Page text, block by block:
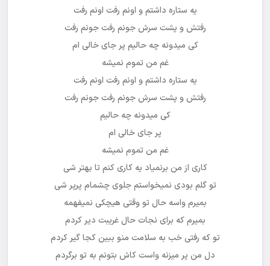
یه ستاره داشتم و اونم رفت اونم رفت
رفتش و پشت سرش جونم رفت جونم رفت
کی میدونه چه حالیم پر جای خالی ام
غم من تموم نمیشه
یه ستاره داشتم و اونم رفت اونم رفت
رفتش و پشت سرش جونم رفت جونم رفت
کی میدونه چه حالیم
پر جای خالی ام
غم من تموم نمیشه
کاری از من برنمیاد یه کاری کنم تا بهتر شی
تو گلم بودی نمیخواستم جلوی چشمام پرپر شی
بمیرم واسه حال تو وقتی هیچکی نمیفهمه
بمیرم که برای نجات حال غریبت دیر کردم
تو که رفتی خب به سلامت منو ببین کجا گیر کردم
دل من پر میزنه واست کاش بتونم به تو برگردم